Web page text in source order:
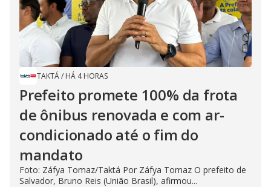
TAKTÁ/ HÁ 4 HORAS
Prefeito promete 100% da frota
de ônibus renovada e com ar-
condicionado até o fim do
mandato
Foto: Záfya Tomaz/Taktá Por Záfya Tomaz O prefeito de
Salvador, Bruno Reis (União Brasil), afirmou...